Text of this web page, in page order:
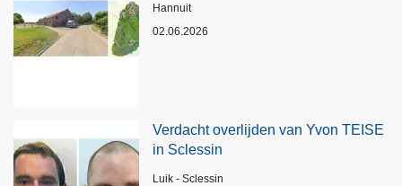
Plaats
Hannuit
02.06.2026
Verdacht overlijden van Yvon TEISE
in Sclessin
Plaats
Luik - Sclessin